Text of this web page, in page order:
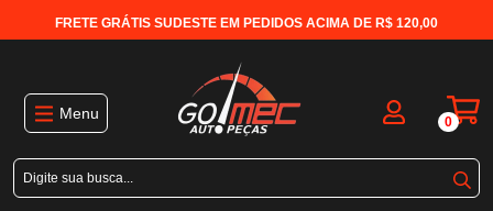
FRETE GRÁTIS SUDESTE EM PEDIDOS ACIMA DE R$ 120,00
Menu 0